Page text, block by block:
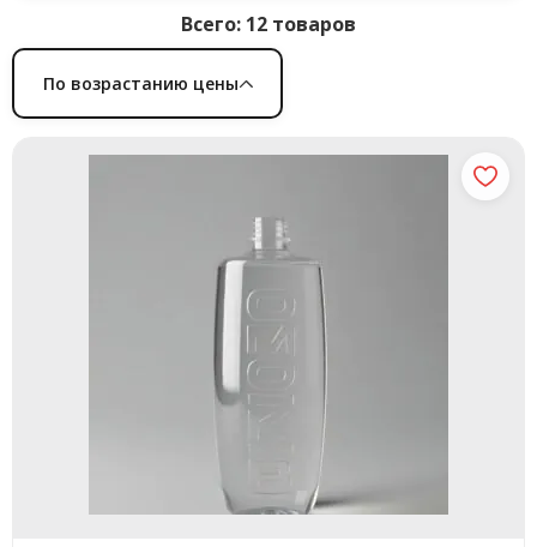
Всего: 12 товаров
По возрастанию цены